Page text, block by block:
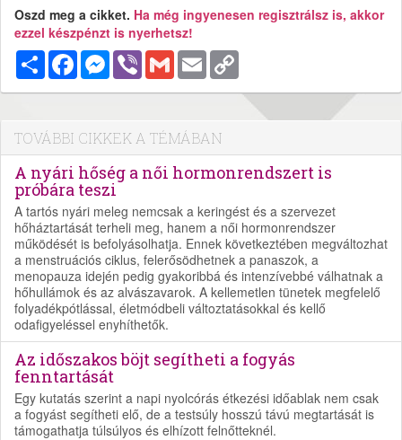
Oszd meg a cikket. Ha még ingyenesen regisztrálsz is, akkor
ezzel készpénzt is nyerhetsz!
MegosztásFacebookMessenger
Viber Gmail Email
TOVÁBBI CIKKEK A TÉMÁBAN
A nyári hőség a női hormonrendszert is
próbára teszi
A tartós nyári meleg nemcsak a keringést és a szervezet
hőháztartását terheli meg, hanem a női hormonrendszer
működését is befolyásolhatja. Ennek következtében megváltozhat
a menstruációs ciklus, felerősödhetnek a panaszok, a
menopauza idején pedig gyakoribbá és intenzívebbé válhatnak a
hőhullámok és az alvászavarok. A kellemetlen tünetek megfelelő
folyadékpótlással, életmódbeli változtatásokkal és kellő
odafigyeléssel enyhíthetők.
Az időszakos böjt segítheti a fogyás
fenntartását
Egy kutatás szerint a napi nyolcórás étkezési időablak nem csak
a fogyást segítheti elő, de a testsúly hosszú távú megtartását is
támogathatja túlsúlyos és elhízott felnőtteknél.